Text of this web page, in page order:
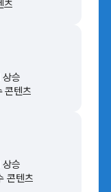
츠
승
콘텐츠
승
콘텐츠